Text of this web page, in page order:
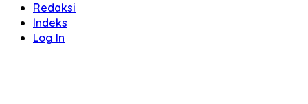
Redaksi
Indeks
Log In